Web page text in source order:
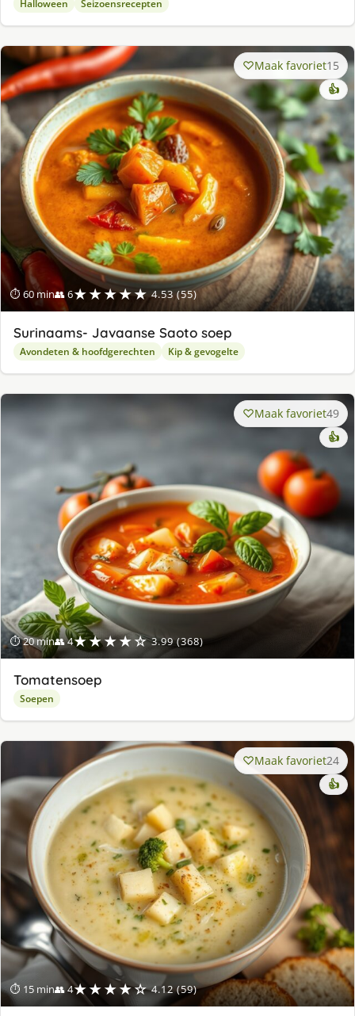
Halloween Seizoensrecepten
⏱ 60 min👥 6★★★★★ 4.53 (55)
Maak favoriet15
👍
Surinaams- Javaanse Saoto soep
Avondeten & hoofdgerechten Kip & gevogelte
⏱ 20 min👥 4★★★★☆ 3.99 (368)
Maak favoriet49
👍
Tomatensoep
Soepen
⏱ 15 min👥 4★★★★☆ 4.12 (59)
Maak favoriet24
👍